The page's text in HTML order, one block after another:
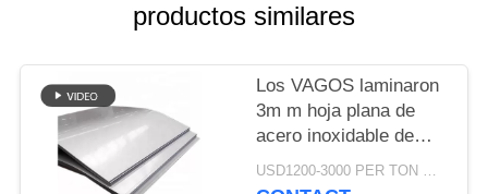
MAPA
DEL
SITIO
productos similares
Los VAGOS laminaron
3m m hoja plana de
acero inoxidable de
304 GB de la placa
USD1200-3000 PER TON MOQ:1Ton